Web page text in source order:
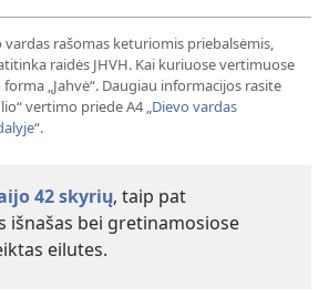
vardas rašomas keturiomis priebalsėmis,
raidės JHVH. Kai kuriuose vertimuose
„Jahvė“. Daugiau informacijos rasite
vertimo priede A4 „Dievo vardas
“.
42 skyrių, taip pat
išnašas bei gretinamosiose
eilutes.